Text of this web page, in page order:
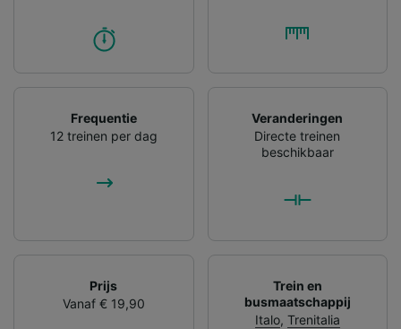
Frequentie
12 treinen per dag
Veranderingen
Directe treinen
beschikbaar
Prijs
Vanaf € 19,90
Trein en
busmaatschappij
Italo, Trenitalia